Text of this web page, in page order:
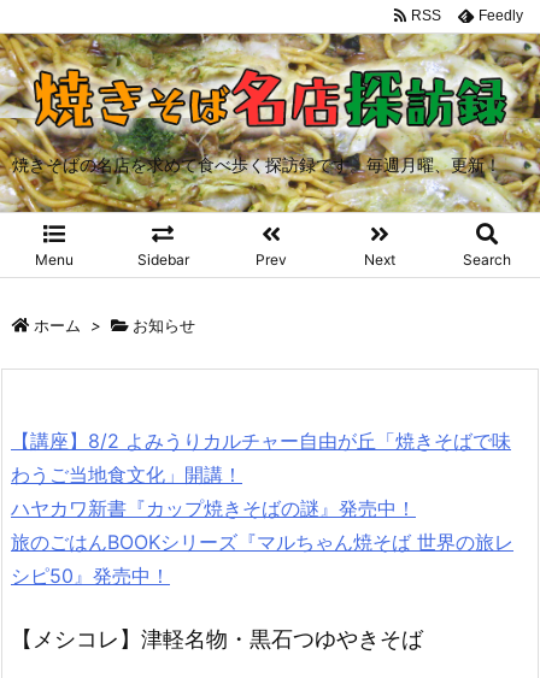
焼きそばの名店を求めて食べ歩く探訪録です。毎週月曜、更新！
Menu Sidebar Prev Next Search
RSS Feedly
ホーム > お知らせ
【講座】8/2 よみうりカルチャー自由が丘「焼きそばで味
わうご当地食文化」開講！
ハヤカワ新書『カップ焼きそばの謎』発売中！
旅のごはんBOOKシリーズ『マルちゃん焼そば 世界の旅レ
シピ50』発売中！
【メシコレ】津軽名物・黒石つゆやきそば